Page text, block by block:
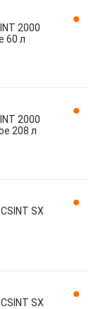
2000
60 л
2000
208 л
SX
SX